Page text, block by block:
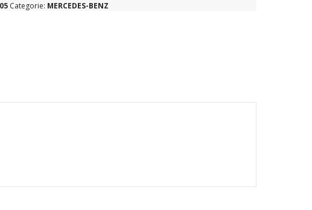
Categorie: MERCEDES-BENZ